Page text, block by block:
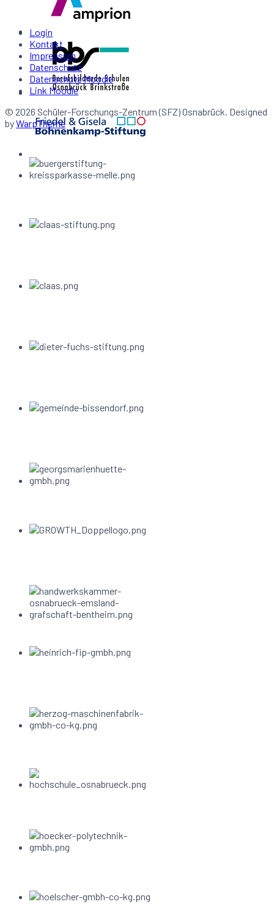
Login
Kontakt
Impressum
Datenschutz
Datenschutz Moodle
Link Moodle
© 2026 Schüler-Forschungs-Zentrum (SFZ) Osnabrück. Designed
byWarpTheme